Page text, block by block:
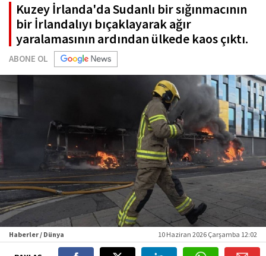
Kuzey İrlanda'da Sudanlı bir sığınmacının
bir İrlandalıyı bıçaklayarak ağır
yaralamasının ardından ülkede kaos çıktı.
ABONE OL
Haberler / Dünya 10 Haziran 2026 Çarşamba 12:02